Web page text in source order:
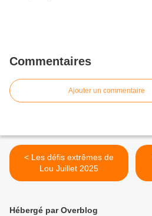
Commentaires
Ajouter un commentaire
< Les défis extrêmes de
Lou Juillet 2025
Hébergé par Overblog